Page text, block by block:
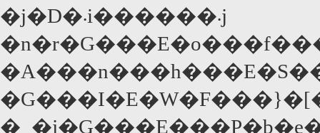
�j�D�܁i������܁j